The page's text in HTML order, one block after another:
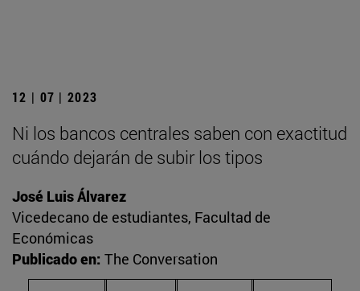
12 | 07 | 2023
Ni los bancos centrales saben con exactitud
cuándo dejarán de subir los tipos
José Luis Álvarez
Vicedecano de estudiantes, Facultad de
Económicas
Publicado en: The Conversation